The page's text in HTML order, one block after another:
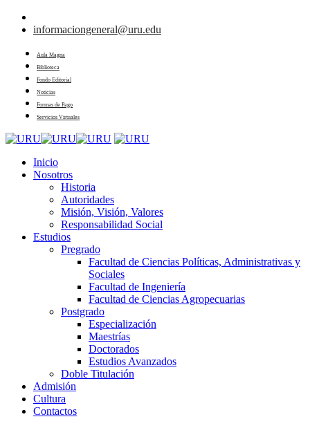
informaciongeneral@uru.edu
Aula Magna
Biblioteca
Fondo Editorial
Noticias
Formas de Pago
Servicios Virtuales
Inicio
Nosotros
Historia
Autoridades
Misión, Visión, Valores
Responsabilidad Social
Estudios
Pregrado
Facultad de Ciencias Políticas, Administrativas y
Sociales
Facultad de Ingeniería
Facultad de Ciencias Agropecuarias
Postgrado
Especialización
Maestrías
Doctorados
Estudios Avanzados
Doble Titulación
Admisión
Cultura
Contactos